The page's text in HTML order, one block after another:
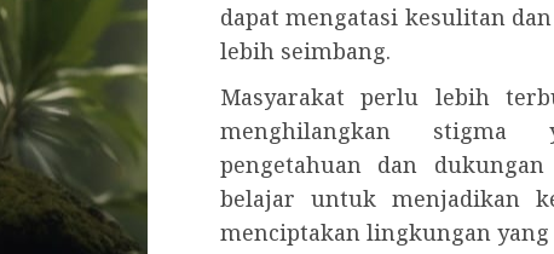
dapat mengatasi kesulitan
lebih seimbang.
Masyarakat perlu lebih
menghilangkan stigma
pengetahuan dan
belajar untuk menjadikan
menciptakan lingkungan